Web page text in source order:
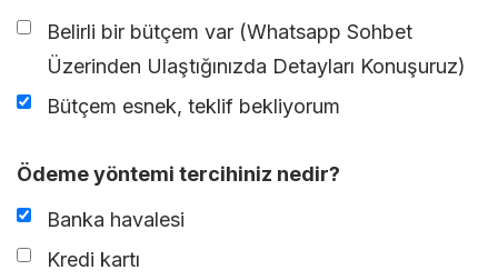
Belirli bir bütçem var (Whatsapp Sohbet
Üzerinden Ulaştığınızda Detayları Konuşuruz)
Bütçem esnek, teklif bekliyorum
Ödeme yöntemi tercihiniz nedir?
Banka havalesi
Kredi kartı